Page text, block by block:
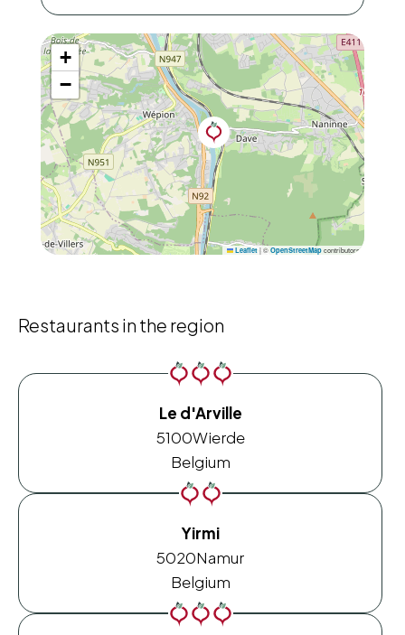
+
−
Leaflet |© OpenStreetMap contributors
Restaurants in the region
Le d'Arville
5100Wierde
Belgium
Yirmi
5020Namur
Belgium